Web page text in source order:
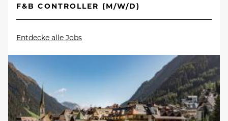
F&B CONTROLLER (M/W/D)
Entdecke alle Jobs